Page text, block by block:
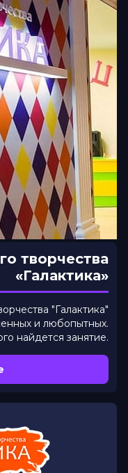
творчества
«Галактика»
"Галактика"
и любопытных.
найдется занятие.